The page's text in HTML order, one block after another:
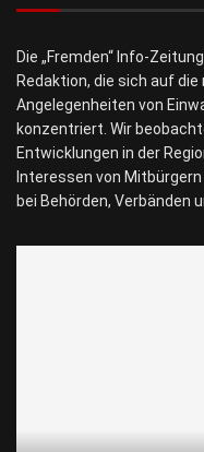
Die „Fremden“ Info-
Redaktion, die sich auf
Angelegenheiten von
konzentriert. Wir
Entwicklungen in der
Interessen von
bei Behörden, Verbänden